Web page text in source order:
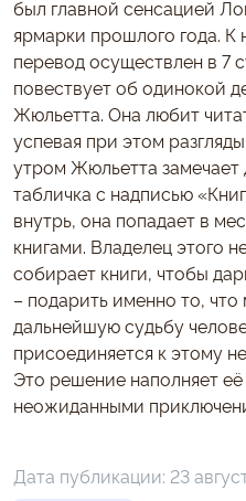
был главной сенсацией
ярмарки прошлого года.
перевод осуществлен в 7
повествует об одинокой
Жюльетта. Она любит
успевая при этом
утром Жюльетта
табличка с надписью
внутрь, она попадает в
книгами. Владелец этого
собирает книги, чтобы
– подарить именно то,
дальнейшую судьбу
присоединяется к этому
Это решение наполняет
неожиданными
Дата публикации: 23